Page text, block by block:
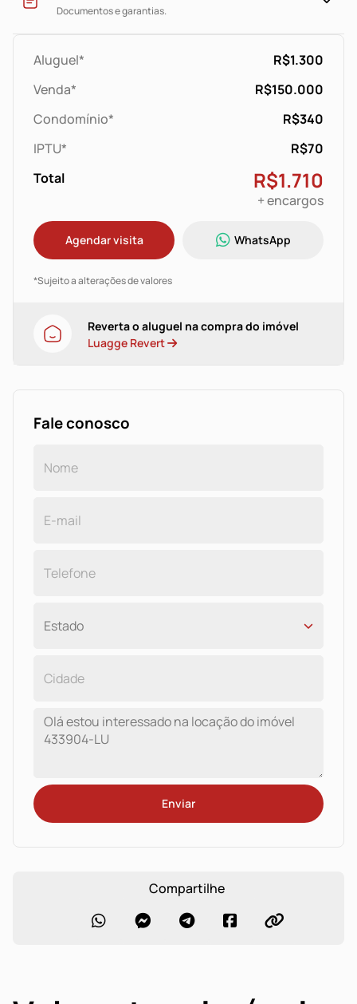
Documentos e garantias.
Aluguel*
R$1.300
Venda*
R$150.000
Condomínio*
R$340
IPTU*
R$70
Total
R$1.710
+ encargos
Agendar visita WhatsApp
*Sujeito a alterações de valores
Reverta o aluguel na compra do imóvel
Luagge Revert
Fale conosco
Enviar
Compartilhe